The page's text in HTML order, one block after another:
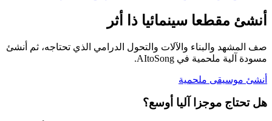
أنشئ مقطعا سينمائيا ذا أثر
صف المشهد والبناء والآلات والتحول الدرامي الذي تحتاجه، ثم أنشئ
مسودة آلية ملحمية في AItoSong.
أنشئ موسيقى ملحمية
هل تحتاج موجزا آليا أوسع؟